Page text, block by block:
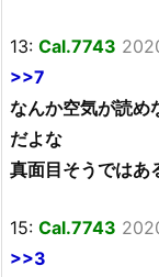
13: Cal.7743
>>7
なんか空気が読め
だよな
真面目そうではあ
15: Cal.7743
>>3